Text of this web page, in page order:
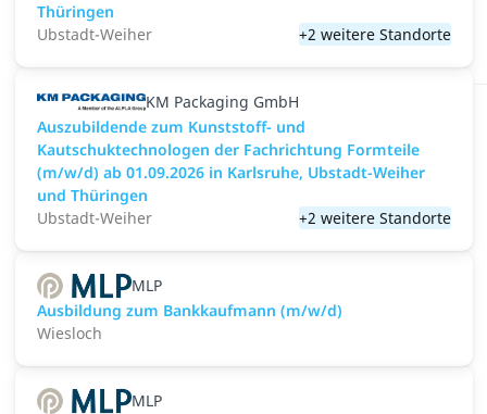
Thüringen
Ubstadt-Weiher
+2 weitere Standorte
KM Packaging GmbH
Auszubildende zum Kunststoff- und
Kautschuktechnologen der Fachrichtung Formteile
(m/w/d) ab 01.09.2026 in Karlsruhe, Ubstadt-Weiher
und Thüringen
Ubstadt-Weiher
+2 weitere Standorte
MLP
Ausbildung zum Bankkaufmann (m/w/d)
Wiesloch
MLP